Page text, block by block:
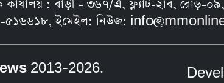
কার্যালয় : বাড়ী - ৩৬৭/এ, ফ্ল্যাট-২বি, রোড়-
ইমেইল: নিউজ:
2013–2026.